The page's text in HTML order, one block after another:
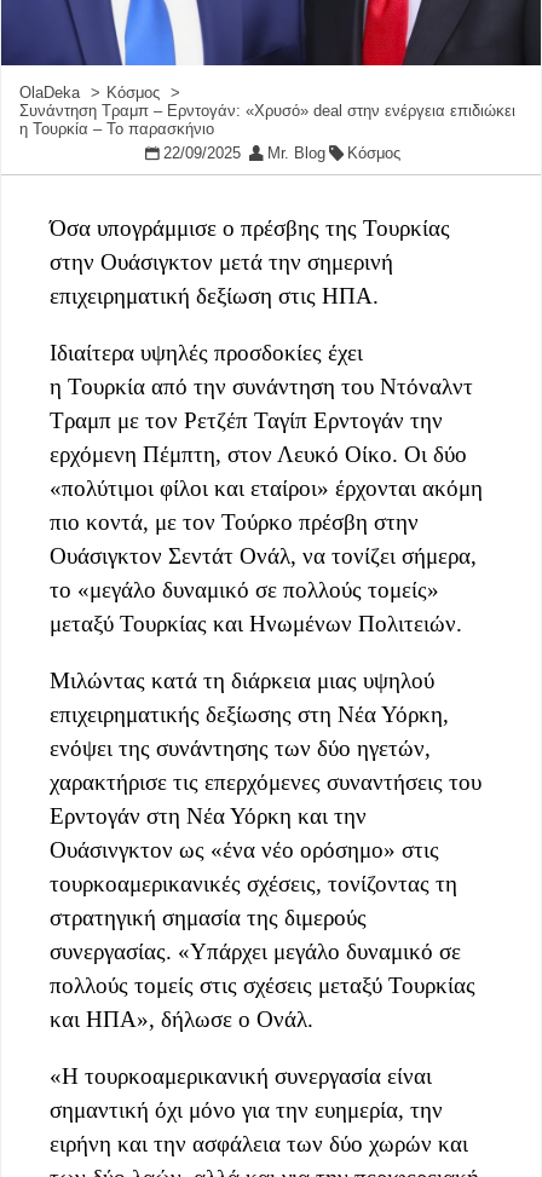
OlaDeka
Κόσμος
Συνάντηση Τραμπ – Ερντογάν: «Χρυσό» deal στην ενέργεια επιδιώκει
η Τουρκία – Το παρασκήνιο
22/09/2025
Mr. Blog Κόσμος
Όσα υπογράμμισε ο πρέσβης της Τουρκίας
στην Ουάσιγκτον μετά την σημερινή
επιχειρηματική δεξίωση στις ΗΠΑ.
Ιδιαίτερα υψηλές προσδοκίες έχει
η Τουρκία από την συνάντηση του Ντόναλντ
Τραμπ με τον Ρετζέπ Ταγίπ Ερντογάν την
ερχόμενη Πέμπτη, στον Λευκό Οίκο. Οι δύο
«πολύτιμοι φίλοι και εταίροι» έρχονται ακόμη
πιο κοντά, με τον Τούρκο πρέσβη στην
Ουάσιγκτον Σεντάτ Ονάλ, να τονίζει σήμερα,
το «μεγάλο δυναμικό σε πολλούς τομείς»
μεταξύ Τουρκίας και Ηνωμένων Πολιτειών.
Μιλώντας κατά τη διάρκεια μιας υψηλού
επιχειρηματικής δεξίωσης στη Νέα Υόρκη,
ενόψει της συνάντησης των δύο ηγετών,
χαρακτήρισε τις επερχόμενες συναντήσεις του
Ερντογάν στη Νέα Υόρκη και την
Ουάσινγκτον ως «ένα νέο ορόσημο» στις
τουρκοαμερικανικές σχέσεις, τονίζοντας τη
στρατηγική σημασία της διμερούς
συνεργασίας. «Υπάρχει μεγάλο δυναμικό σε
πολλούς τομείς στις σχέσεις μεταξύ Τουρκίας
και ΗΠΑ», δήλωσε ο Ονάλ.
«Η τουρκοαμερικανική συνεργασία είναι
σημαντική όχι μόνο για την ευημερία, την
ειρήνη και την ασφάλεια των δύο χωρών και